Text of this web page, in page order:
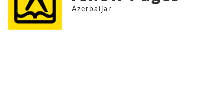
Azerbaijan